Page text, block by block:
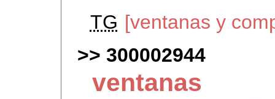
TG [ventanas y
300002944
ventanas